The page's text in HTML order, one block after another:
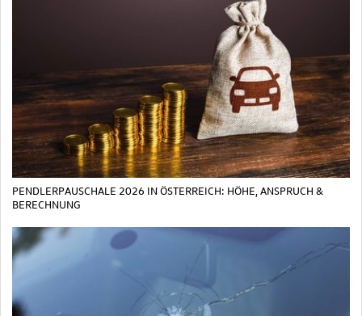
PENDLERPAUSCHALE 2026 IN ÖSTERREICH: HÖHE, ANSPRUCH &
BERECHNUNG